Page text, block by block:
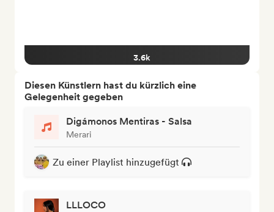
3.6k
Diesen Künstlern hast du kürzlich eine
Gelegenheit gegeben
Digámonos Mentiras - Salsa
Merari
Zu einer Playlist hinzugefügt
LLLOCO